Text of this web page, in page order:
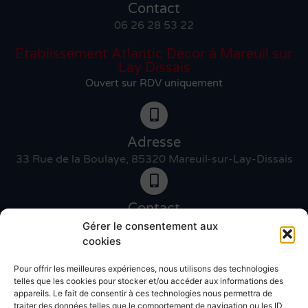
Gérer le consentement aux
cookies
Pour offrir les meilleures expériences, nous utilisons des technologies
telles que les cookies pour stocker et/ou accéder aux informations des
appareils. Le fait de consentir à ces technologies nous permettra de
traiter des données telles que le comportement de navigation ou les ID
Contact
06 26 28 53 22
Etablissement Atlantic Décor à Mareuil sur
Lay Dissais
Ouvert sur RDV uniquement
Adresse
33 Rue de la Boulaye, 85320 Mareuil-sur-Lay-Dissais
Contact
06 46 27 89 83
Contact
02 51 30 31 09